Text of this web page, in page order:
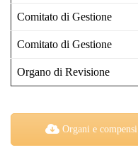
Comitato di Gestione
Comitato di Gestione
Organo di Revisione
Organi e compensi